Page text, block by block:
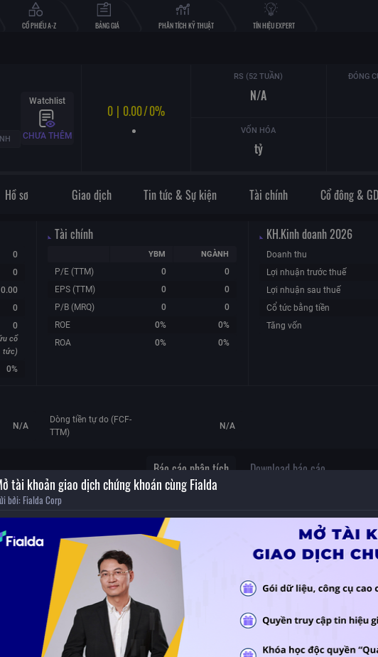
CỔ PHIẾU A-Z BẢNG GIÁ PHÂN TÍCH KỸ THUẬT TÍN HIỆU EXPERT
Watchlist
CHƯA THÊM
0 | 0.00/0%
RS (52 TUẦN)
N/A
ĐÓNG
VỐN HÓA
tỷ
Hồ sơ Giao dịch Tin tức & Sự kiện Tài chính Cổ đông &
0
0
0.00
0
0
cổ
tức)
0%
Tài chính
YBM NGÀNH
P/E (TTM) 0
0
EPS (TTM)
0
0
P/B (MRQ)
0
0
ROE
0%
0%
ROA
0% 0%
KH.Kinh doanh2026
Doanh thu
Lợi nhuận trước thuế
Lợi nhuận sau thuế
Cổ tức bằng tiền
Tăng vốn
N/A
Dòng tiền tự do (FCF-
TTM)
N/A
thông tin TCĐKCK
chỉnh thông tin đăng ký
cho Công ty cổ phần YBM, đổi
ty cổ phần Khoáng sản công
Bái, giữ nguyên mã chứng
14:23
1 tăng vọt, YBM chi hàng
gom cổ phần và lập công ty
lợi nhuận quý 1/2026 tăng
với cùng kỳ, đồng thời chi
Báo cáo phân tích Download báo cáo
tài khoản giao dịch chứng khoán cùng Fialda
bởi: Fialda Corp